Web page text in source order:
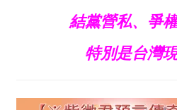
結黨營私、爭
特別是台灣